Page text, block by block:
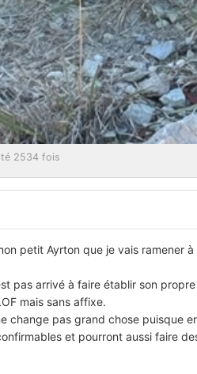
2534 fois
petit Ayrton que je vais ramener
pas arrivé à faire établir son
mais sans affixe.
change pas grand chose puisque
et pourront aussi faire